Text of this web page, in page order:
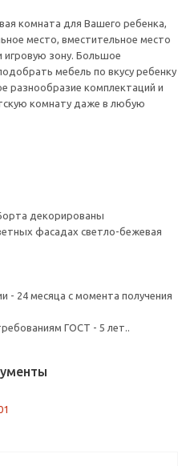
комната для Вашего ребенка,
место, вместительное место
зону. Большое
мебель по вкусу ребенку
разнообразие комплектаций и
комнату даже в любую
декорированы
фасадах светло-бежевая
- 24 месяца с момента получения
ГОСТ - 5 лет..